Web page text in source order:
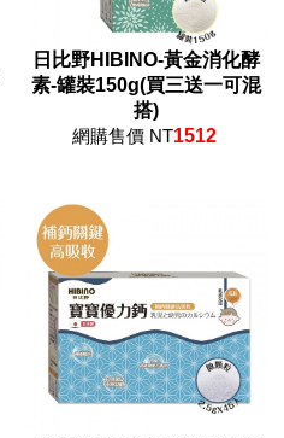
日比野HIBINO-黃金消化酵
素-罐裝150g(買三送一可混
搭)
網購售價 NT1512